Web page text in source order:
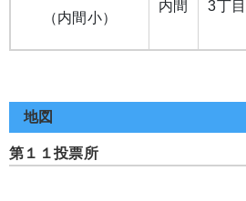
（内間小）
内間 3丁
地図
第１１投票所